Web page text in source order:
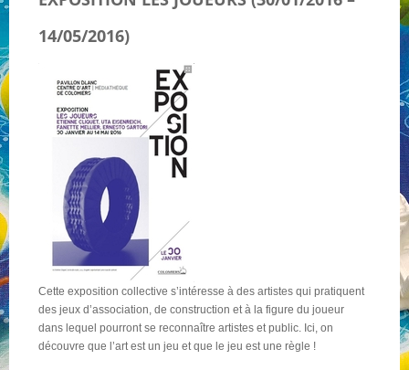
QUI SOMMES-NOUS ?
NOUS CONTACTER !
14/05/2016)
Cette exposition collective s’intéresse à des artistes qui pratiquent
des jeux d’association, de construction et à la figure du joueur
dans lequel pourront se reconnaître artistes et public. Ici, on
découvre que l’art est un jeu et que le jeu est une règle !